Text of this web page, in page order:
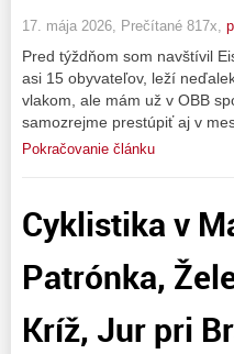
17. mája 2026, Prečítané 817x,
Pred týždňom som navštívil
asi 15 obyvateľov, leží
vlakom, ale mám už v OBB
samozrejme prestúpiť aj v
Pokračovanie článku
Cyklistika v
Patrónka,
Kríž, Jur pri